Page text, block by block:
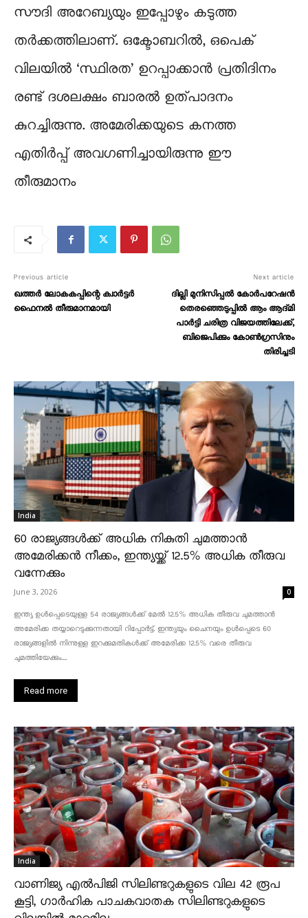
സൗദി അറേബ്യയും ഇപ്പോഴും കടുത്ത
തര്‍ക്കത്തിലാണ്. ഒക്ടോബറില്‍, ഒപെക്
വിലയില്‍ ‘സ്ഥിരത’ ഉറപ്പാക്കാന്‍ പ്രതിദിനം
രണ്ട് ദശലക്ഷം ബാരല്‍ ഉത്പാദനം
കുറച്ചിരുന്നു. അമേരിക്കയുടെ കനത്ത
എതിര്‍പ്പ് അവഗണിച്ചായിരുന്നു ഈ
തീരുമാനം
Previous article
ഖത്തർ ലോകകപ്പിന്റെ ക്വാർട്ടർ
ഫൈനൽ തീരുമാനമായി
Next article
ദില്ലി മുനിസിപ്പൽ കോര്‍പറേഷൻ
തെരഞ്ഞെടുപ്പിൽ ആം ആദ്മി
പാർട്ടി ചരിത്ര വിജയത്തിലേക്ക്,
ബിജെപിക്കും കോൺഗ്രസിനും
തിരിച്ചടി
India
60 രാജ്യങ്ങൾക്ക് അധിക നികുതി ചുമത്താൻ
അമേരിക്കൻ നീക്കം, ഇന്ത്യയ്ക്ക് 12.5% അധിക തീരുവ
വന്നേക്കും
June 3, 2026 0
ഇന്ത്യ ഉൾപ്പെടെയുള്ള 54 രാജ്യങ്ങൾക്ക് മേൽ 12.5% അധിക തീരുവ ചുമത്താൻ
അമേരിക്ക തയ്യാറെടുക്കുന്നതായി റിപ്പോർട്ട്. ഇന്ത്യയും ചൈനയും ഉൾപ്പെടെ 60
രാജ്യങ്ങളിൽ നിന്നുള്ള ഇറക്കുമതികൾക്ക് അമേരിക്ക 12.5% ​​വരെ തീരുവ
ചുമത്തിയേക്കും....
Read more
India
വാണിജ്യ എൽപിജി സിലിണ്ടറുകളുടെ വില 42 രൂപ
കൂട്ടി, ഗാർഹിക പാചകവാതക സിലിണ്ടറുകളുടെ